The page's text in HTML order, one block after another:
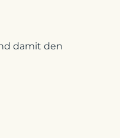
damit den